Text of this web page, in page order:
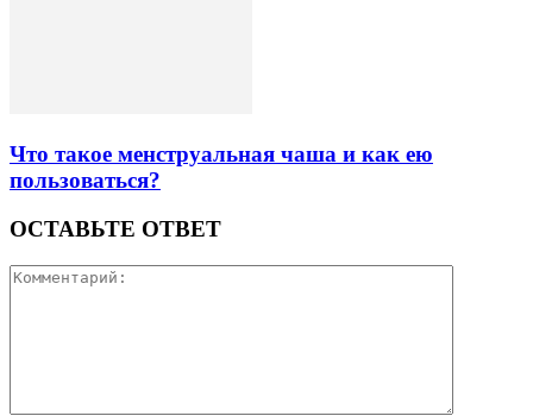
Что такое менструальная чаша и как ею
пользоваться?
ОСТАВЬТЕ ОТВЕТ